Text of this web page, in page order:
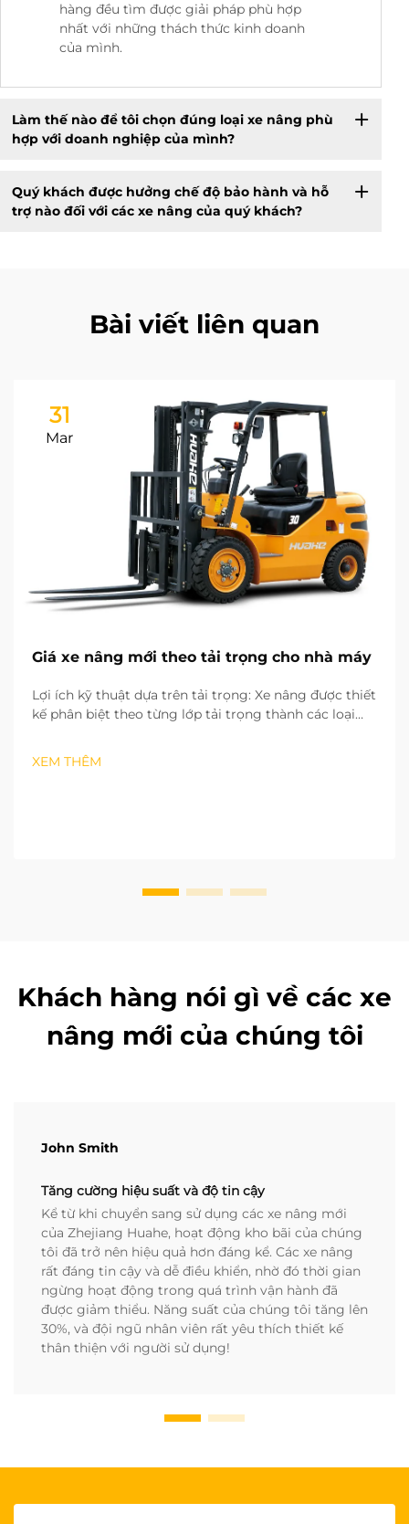
hàng đều tìm được giải pháp phù hợp
nhất với những thách thức kinh doanh
của mình.
Làm thế nào để tôi chọn đúng loại xe nâng phù
hợp với doanh nghiệp của mình?
Quý khách được hưởng chế độ bảo hành và hỗ
trợ nào đối với các xe nâng của quý khách?
Bài viết liên quan
31
Mar
Giá xe nâng mới theo tải trọng cho nhà máy
Lợi ích kỹ thuật dựa trên tải trọng: Xe nâng được thiết
kế phân biệt theo từng lớp tải trọng thành các loại
hợp với yêu cầu vận hành. Các xe nâng thuộc lớp tải
XEM THÊM
Khách hàng nói gì về các xe
nâng mới của chúng tôi
John Smith
Tăng cường hiệu suất và độ tin cậy
Kể từ khi chuyển sang sử dụng các xe nâng mới
của Zhejiang Huahe, hoạt động kho bãi của chúng
tôi đã trở nên hiệu quả hơn đáng kể. Các xe nâng
rất đáng tin cậy và dễ điều khiển, nhờ đó thời gian
ngừng hoạt động trong quá trình vận hành đã
được giảm thiểu. Năng suất của chúng tôi tăng lên
30%, và đội ngũ nhân viên rất yêu thích thiết kế
thân thiện với người sử dụng!